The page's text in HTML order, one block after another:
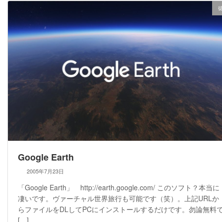
Google Earth
2005年7月23日
「Google Earth」 http://earth.google.com/ このソフト？本当に
凄いです。ヴァーチャル世界旅行も可能です（笑）。上記URLか
らファイルをDLしてPCにインストールするだけです。勿論無料
[…]